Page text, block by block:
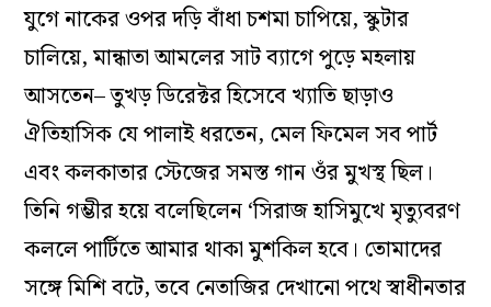
যুগে নাকের ওপর দড়ি বাঁধা চশমা চাপিয়ে, স্কুটার
চালিয়ে, মান্ধাতা আমলের সাট ব্যাগে পুড়ে মহলায়
আসতেন– তুখড় ডিরেক্টর হিসেবে খ্যাতি ছাড়াও
ঐতিহাসিক যে পালাই ধরতেন, মেল ফিমেল সব পার্ট
এবং কলকাতার স্টেজের সমস্ত গান ওঁর মুখস্থ ছিল।
তিনি গম্ভীর হয়ে বলেছিলেন ‘সিরাজ হাসিমুখে মৃত্যুবরণ
কললে পার্টিতে আমার থাকা মুশকিল হবে। তোমাদের
সঙ্গে মিশি বটে, তবে নেতাজির দেখানো পথে স্বাধীনতার